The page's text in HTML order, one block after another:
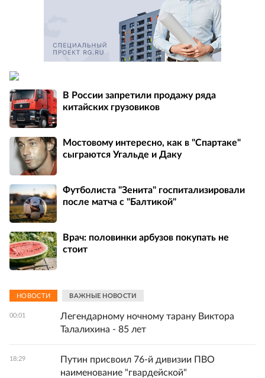
В России запретили продажу ряда
китайских грузовиков
Мостовому интересно, как в "Спартаке"
сыграются Угальде и Даку
Футболиста "Зенита" госпитализировали
после матча с "Балтикой"
Врач: половинки арбузов покупать не
стоит
НОВОСТИ ВАЖНЫЕ НОВОСТИ
00:01
Легендарному ночному тарану Виктора
Талалихина - 85 лет
18:29
Путин присвоил 76-й дивизии ПВО
наименование "гвардейской"